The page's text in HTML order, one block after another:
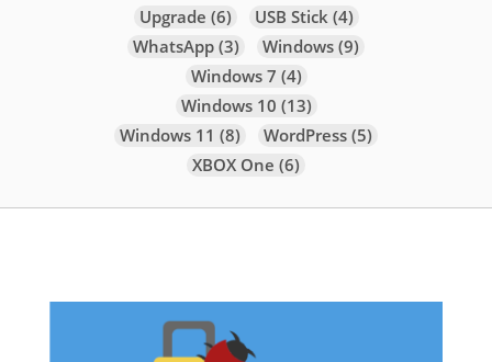
Upgrade (6) USB Stick(4)
WhatsApp(3) Windows(9)
Windows 7 (4)
Windows 10 (13)
Windows 11 (8) WordPress(5)
XBOX One (6)